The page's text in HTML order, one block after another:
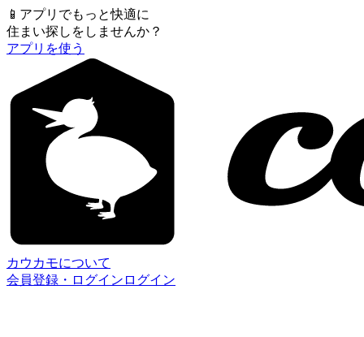
📱 アプリでもっと快適に
住まい探しをしませんか？
アプリを使う
カウカモについて
会員登録・ログイン ログイン